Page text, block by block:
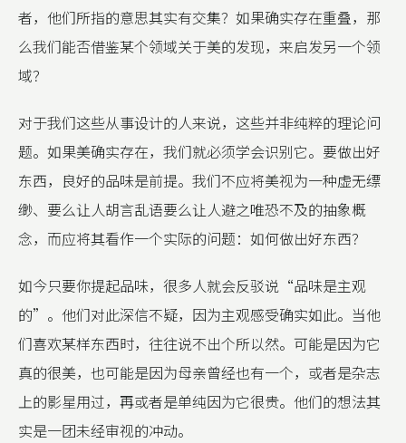
者，他们所指的意思其实有交集？如果确实存在重叠，那
么我们能否借鉴某个领域关于美的发现，来启发另一个领
域？
对于我们这些从事设计的人来说，这些并非纯粹的理论问
题。如果美确实存在，我们就必须学会识别它。要做出好
东西，良好的品味是前提。我们不应将美视为一种虚无缥
缈、要么让人胡言乱语要么让人避之唯恐不及的抽象概
念，而应将其看作一个实际的问题：如何做出好东西？
如今只要你提起品味，很多人就会反驳说“品味是主观
的”。他们对此深信不疑，因为主观感受确实如此。当他
们喜欢某样东西时，往往说不出个所以然。可能是因为它
真的很美，也可能是因为母亲曾经也有一个，或者是杂志
上的影星用过，再或者是单纯因为它很贵。他们的想法其
实是一团未经审视的冲动。